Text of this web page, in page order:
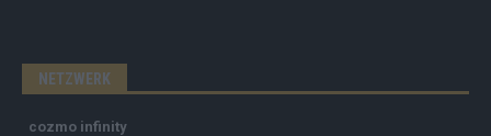
NETZWERK
cozmo infinity